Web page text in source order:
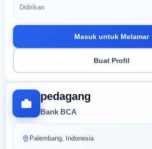
pedagang
Bank BCA
Palembang, Indonesia
Didirikan
Masuk untuk Melamar
Buat Profil